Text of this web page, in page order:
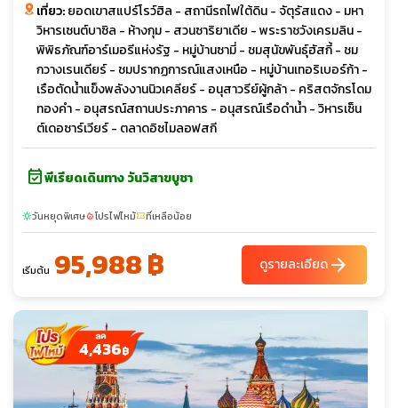
เที่ยว:ยอดเขาสแปร์โรว์ฮิล - สถานีรถไฟใต้ดิน - จัตุรัสแดง - มหา
วิหารเซนต์บาซิล - ห้างกุม - สวนซาริยาเดีย - พระราชวังเครมลิน -
พิพิธภัณฑ์อาร์เมอรีแห่งรัฐ - หมู่บ้านซามี่ - ชมสุนัขพันธุ์ฮัสกี้ - ชม
กวางเรนเดียร์ - ชมปรากฏการณ์แสงเหนือ - หมู่บ้านเทอริเบอร์ก้า -
เรือตัดน้ำแข็งพลังงานนิวเคลียร์ - อนุสาวรีย์ผู้กล้า - คริสตจักรโดม
ทองคำ - อนุสรณ์สถานประภาคาร - อนุสรณ์เรือดำน้ำ - วิหารเซ็น
ต์เดอซาร์เวียร์ - ตลาดอิซไมลอฟสกี
event_availableพีเรียดเดินทาง วันวิสาขบูชา
sunnyวันหยุดพิเศษlocal_fire_departmentโปรไฟไหม้confirmation_numberที่เหลือน้อย
เริ่มต้น 95,988 ฿ ดูรายละเอียดarrow_forward
4,436฿